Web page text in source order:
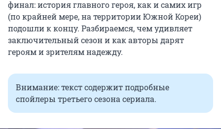
финал: история главного героя, как и самих игр
(по крайней мере, на территории Южной Кореи)
подошли к концу. Разбираемся, чем удивляет
заключительный сезон и как авторы дарят
героям и зрителям надежду.
Внимание: текст содержит подробные
спойлеры третьего сезона сериала.